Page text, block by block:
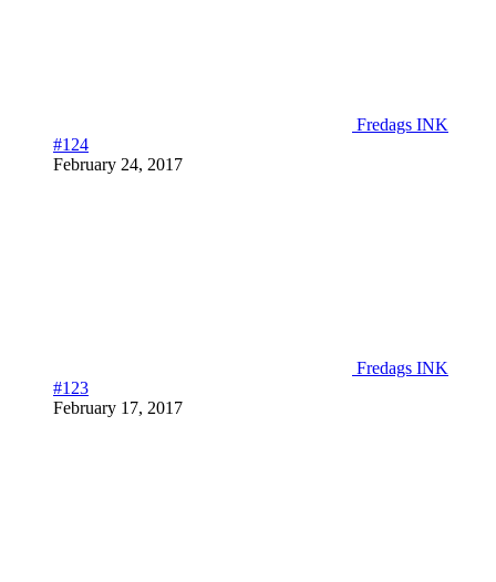
Fredags INK
#124
February 24, 2017
Fredags INK
#123
February 17, 2017